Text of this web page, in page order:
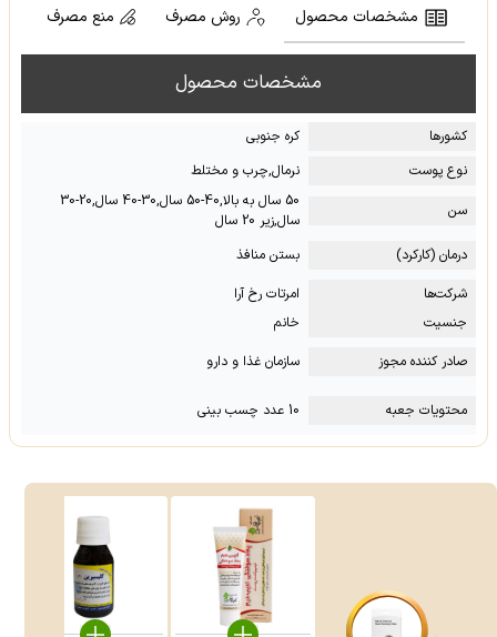
مشخصات محصول روش مصرف منع مصرف
مشخصات محصول
کشور‌ها
کره جنوبی
نوع پوست
نرمال,چرب و مختلط
سن
50 سال به بالا,40-50 سال,30-40 سال,20-30
سال,زیر 20 سال
درمان (کارکرد)
بستن منافذ
شرکت‌ها
امرتات رخ آرا
جنسیت
خانم
صادر کننده مجوز
سازمان غذا و دارو
محتویات جعبه 10 عدد چسب بینی